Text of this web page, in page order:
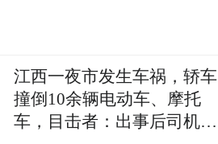
江西一夜市发生车祸，轿车
撞倒10余辆电动车、摩托
车，目击者：出事后司机一